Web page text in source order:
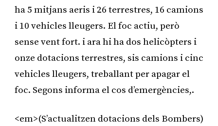
ha 5 mitjans aeris i 26 terrestres, 16 camions
i 10 vehicles lleugers. El foc actiu, però
sense vent fort. i ara hi ha dos helicòpters i
onze dotacions terrestres, sis camions i cinc
vehicles lleugers, treballant per apagar el
foc. Segons informa el cos d’emergències,.
<em>(S’actualitzen dotacions dels Bombers)